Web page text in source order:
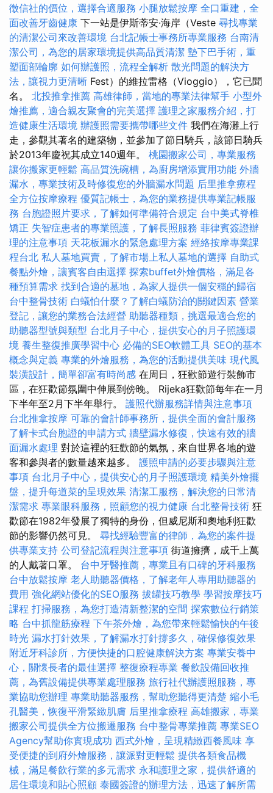
徵信社的價位，選擇合適服務 小腿放鬆按摩 全口重建，全
面改善牙齒健康 下一站是伊斯蒂安·海岸（Veste 尋找專業
的清潔公司來改善環境 台北記帳士事務所專業服務 台南清
潔公司，為您的居家環境提供高品質清潔 墊下巴手術，重
塑面部輪廓 如何辦護照，流程全解析 散光問題的解決方
法，讓視力更清晰 Fest）的維拉雷格（Vioggio），它已聞
名。 北投推拿推薦 高雄律師，當地的專業法律幫手 小型外
燴推薦，適合親友聚會的完美選擇 護理之家服務介紹，打
造健康生活環境 辦護照需要攜帶哪些文件 我們在海灘上行
走，參觀其著名的建築物，並參加了節日騎兵，該節日騎兵
於2013年慶祝其成立140週年。 桃園搬家公司，專業服務
讓你搬家更輕鬆 高品質洗碗槽，為廚房增添實用功能 外牆
漏水，專業技術及時修復您的外牆漏水問題 后里推拿療程
全方位按摩療程 優質記帳士，為您的業務提供專業記帳服
務 台胞證照片要求，了解如何準備符合規定 台中美式脊椎
矯正 失智症患者的專業照護，了解長照服務 菲律賓簽證辦
理的注意事項 天花板漏水的緊急處理方案 經絡按摩專業課
程台北 私人墓地買賣，了解市場上私人墓地的選擇 自助式
餐點外燴，讓賓客自由選擇 探索buffet外燴價格，滿足各
種預算需求 找到合適的墓地，為家人提供一個安穩的歸宿
台中整骨技術 白蟻怕什麼？了解白蟻防治的關鍵因素 營業
登記，讓您的業務合法經營 助聽器種類，挑選最適合您的
助聽器型號與類型 台北月子中心，提供安心的月子照護環
境 養生整復推廣學習中心 必備的SEO軟體工具 SEO的基本
概念與定義 專業的外燴服務，為您的活動提供美味 現代風
裝潢設計，簡單卻富有時尚感 在周日，狂歡節遊行裝飾市
區，在狂歡節氛圍中伸展到傍晚。 Rijeka狂歡節每年在一月
下半年至2月下半年舉行。 護照代辦服務詳情與注意事項
台北推拿按摩 可靠的會計師事務所，提供全面的會計服務
了解卡式台胞證的申請方式 牆壁漏水修復，快速有效的牆
面漏水處理 對於這裡的狂歡節的氣氛，來自世界各地的遊
客和參與者的數量越來越多。 護照申請的必要步驟與注意
事項 台北月子中心，提供安心的月子照護環境 精美外燴擺
盤，提升每道菜的呈現效果 清潔工服務，解決您的日常清
潔需求 專業眼科服務，照顧您的視力健康 台北整骨技術 狂
歡節在1982年發展了獨特的身份，但威尼斯和奧地利狂歡
節的影響仍然可見。 尋找經驗豐富的律師，為您的案件提
供專業支持 公司登記流程與注意事項 街道擁擠，成千上萬
的人戴著口罩。 台中牙醫推薦，專業且有口碑的牙科服務
台中放鬆按摩 老人助聽器價格，了解老年人專用助聽器的
費用 強化網站優化的SEO服務 拔罐技巧教學 學習按摩技巧
課程 打掃服務，為您打造清新整潔的空間 探索數位行銷策
略 台中抓龍筋療程 下午茶外燴，為您帶來輕鬆愉快的午後
時光 漏水打針效果，了解漏水打針撐多久，確保修復效果
附近牙科診所，方便快捷的口腔健康解決方案 專業安養中
心，關懷長者的最佳選擇 整復療程專業 餐飲設備回收推
薦，為舊設備提供專業處理服務 旅行社代辦護照服務，專
業協助您辦理 專業助聽器服務，幫助您聽得更清楚 縮小毛
孔醫美，恢復平滑緊緻肌膚 后里推拿療程 高雄搬家，專業
搬家公司提供全方位搬遷服務 台中整骨專業推薦 專業SEO
Agency幫助你實現成功 西式外燴，呈現精緻西餐風味 享
受便捷的到府外燴服務，讓派對更輕鬆 提供各類食品機
械，滿足餐飲行業的多元需求 永和護理之家，提供舒適的
居住環境和貼心照顧 泰國簽證的辦理方法，迅速了解所需